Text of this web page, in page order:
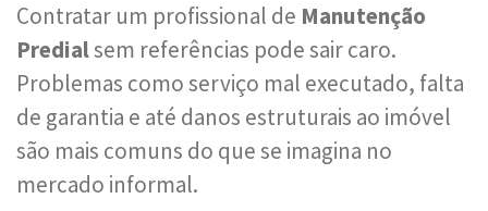
Contratar um profissional de Manutenção
Predialsem referências pode sair caro.
Problemas como serviço mal executado, falta
de garantia e até danos estruturais ao imóvel
são mais comuns do que se imagina no
mercado informal.